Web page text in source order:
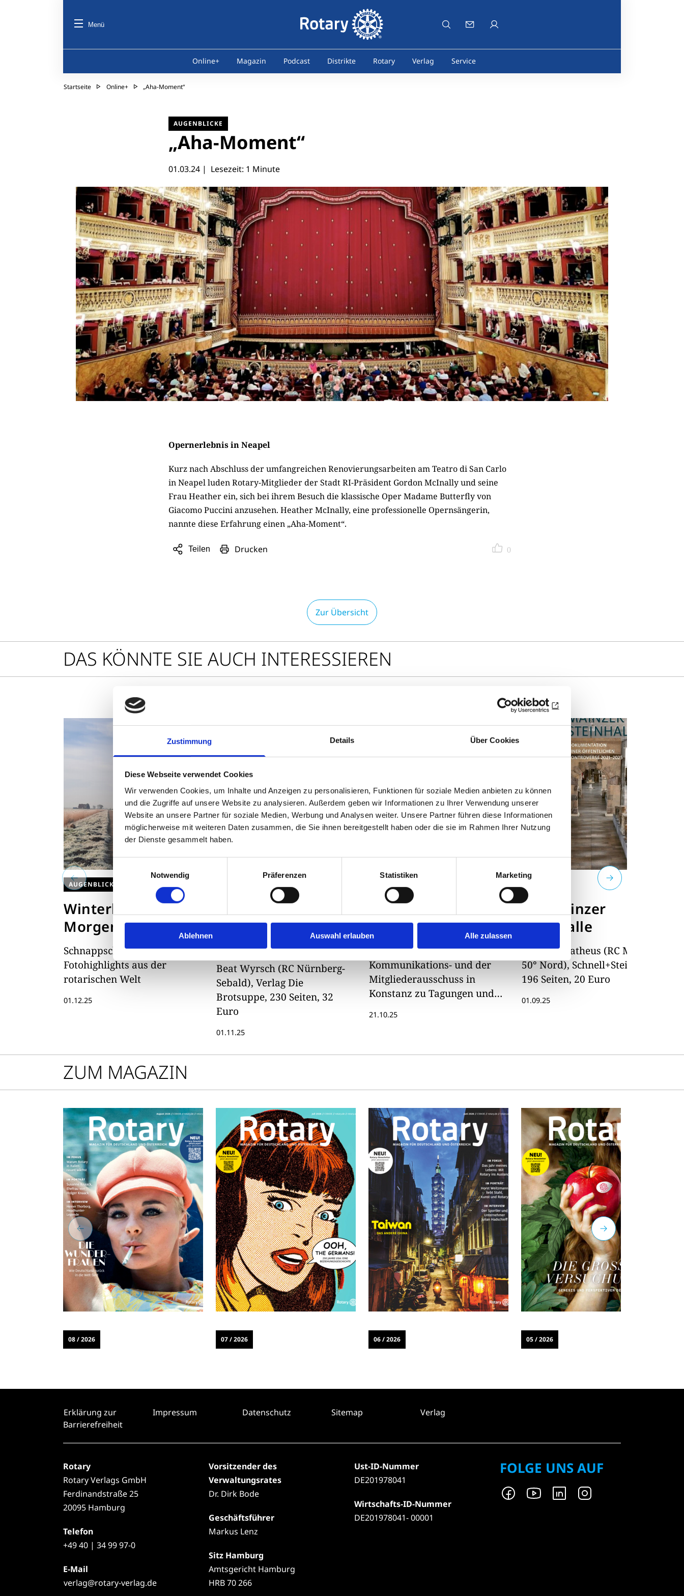
Zustimmung Details Über Cookies
Diese Webseite verwendet Cookies
Wir verwenden Cookies, um Inhalte und Anzeigen zu personalisieren, Funktionen für soziale Medien anbieten zu können
und die Zugriffe auf unsere Website zu analysieren. Außerdem geben wir Informationen zu Ihrer Verwendung unserer
Website an unsere Partner für soziale Medien, Werbung und Analysen weiter. Unsere Partner führen diese Informationen
möglicherweise mit weiteren Daten zusammen, die Sie ihnen bereitgestellt haben oder die sie im Rahmen Ihrer Nutzung
der Dienste gesammelt haben.
Notwendig
Präferenzen Statistiken Marketing
Ablehnen Auswahl erlauben Alle zulassen
Menü
Online+ Magazin Podcast Distrikte Rotary Verlag Service
Startseite Online+ „Aha-Moment“
AUGENBLICKE
„Aha-Moment“
01.03.24| Lesezeit: 1 Minute
Opernerlebnis in Neapel
Kurz nach Abschluss der umfangreichen Renovierungsarbeiten am Teatro di San Carlo
in Neapel luden Rotary-Mitglieder der Stadt RI-Präsident Gordon McInally und seine
Frau Heather ein, sich bei ihrem Besuch die klassische Oper Madame Butterfly von
Giacomo Puccini anzusehen. Heather McInally, eine professionelle Opernsängerin,
nannte diese Erfahrung einen „Aha-Moment“.
Teilen
Sharing
Drucken 0
Zur Übersicht
DAS KÖNNTE SIE AUCH INTERESSIEREN
AUGENBLICKE
Winterliche
Morgenstimmung
Schnappschüsse und
Fotohighlights aus der
rotarischen Welt
01.12.25
Brennende Flügel
und lächerliche
Vampire
Beat Wyrsch (RC Nürnberg-
Sebald), Verlag Die
Brotsuppe, 230 Seiten, 32
Euro
01.11.25
Team- und
Zusammenarbeit
Mitte Oktober trafen sich der
Kommunikations- und der
Mitgliederausschuss in
Konstanz zu Tagungen und
21.10.25
Die Mainzer
Steinhalle
Michael Matheus (RC Mainz
50° Nord), Schnell+Steiner,
196 Seiten, 20 Euro
01.09.25
ZUM MAGAZIN
08 / 2026 07 / 2026 06 / 2026 05 / 2026
Erklärung zur
Barrierefreiheit
Impressum Datenschutz Sitemap Verlag
Rotary
Rotary Verlags GmbH
Ferdinandstraße 25
20095 Hamburg
Telefon
+4940 | 34 99 97-0
E-Mail
verlag@rotary-verlag.de
Vorsitzender des
Verwaltungsrates
Dr. Dirk Bode
Geschäftsführer
Markus Lenz
Sitz Hamburg
Amtsgericht Hamburg
HRB 70 266
Ust-ID-Nummer
DE201978041
Wirtschafts-ID-Nummer
DE201978041- 00001
FOLGE UNS AUF